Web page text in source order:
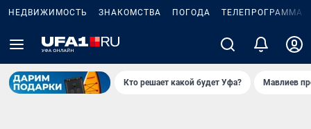
НЕДВИЖИМОСТЬ ЗНАКОМСТВА ПОГОДА ТЕЛЕПРОГРАММА
Кто решает какой будет Уфа? Мавлиев